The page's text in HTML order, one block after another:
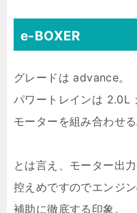
e-BOXER
グレードは advance。
パワートレインは 2.0L
モーターを組み合わせる
とは言え、モーター出
控えめですのでエンジ
補助に徹底する印象。